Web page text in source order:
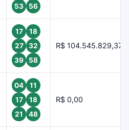
53
56
17
18
27
32
39
58
R$ 104.545.829,37
04
11
17
18
21
48
R$ 0,00